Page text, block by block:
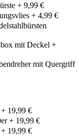
+ 9,99 €
+ 4,99 €
mit Deckel +
mit Quergriff
+ 19,99 €
+ 19,99 €
+ 19,99 €